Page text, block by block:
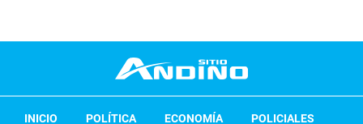
INICIO POLÍTICA ECONOMÍA
POLICIALES